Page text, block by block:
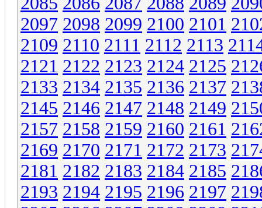
2097 2098 2099 2100 2101
2109 2110 2111 2112 2113
2121 2122 2123 2124 2125
2133 2134 2135 2136 2137
2145 2146 2147 2148 2149
2157 2158 2159 2160 2161
2169 2170 2171 2172 2173
2181 2182 2183 2184 2185
2193 2194 2195 2196 2197